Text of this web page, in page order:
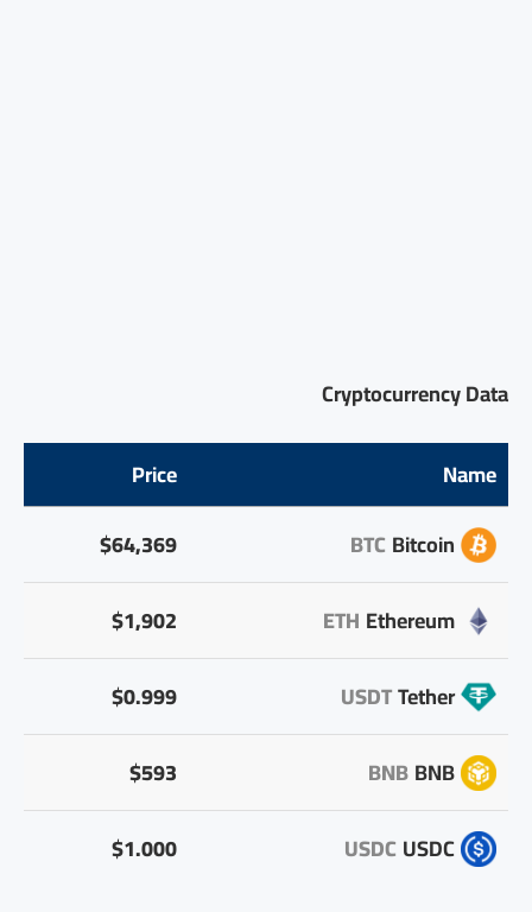
Cryptocurrency Data
Name
Price
Bitcoin
BTC
$64,369
Ethereum
ETH
$1,902
Tether
USDT
$0.999
BNB
BNB
$593
USDC
USDC
$1.000